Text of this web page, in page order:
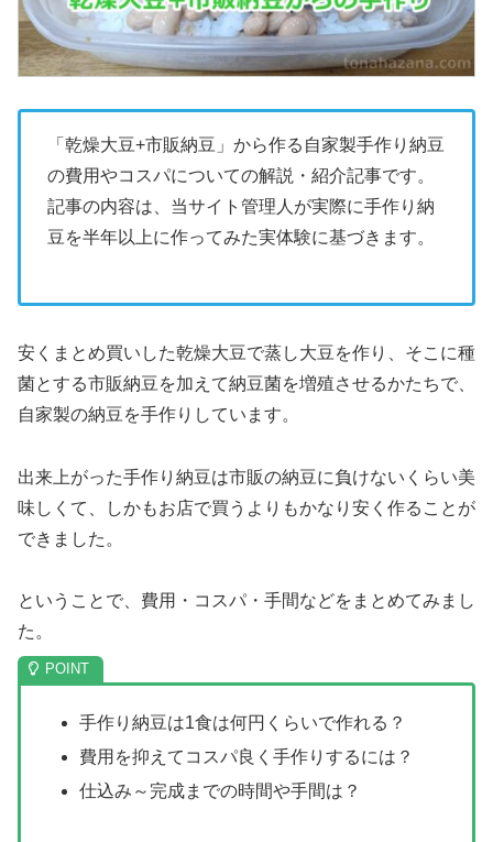
「乾燥大豆+市販納豆」から作る自家製手作り納豆
の費用やコスパについての解説・紹介記事です。
記事の内容は、当サイト管理人が実際に手作り納
豆を半年以上に作ってみた実体験に基づきます。
安くまとめ買いした乾燥大豆で蒸し大豆を作り、そこに種
菌とする市販納豆を加えて納豆菌を増殖させるかたちで、
自家製の納豆を手作りしています。
出来上がった手作り納豆は市販の納豆に負けないくらい美
味しくて、しかもお店で買うよりもかなり安く作ることが
できました。
ということで、費用・コスパ・手間などをまとめてみまし
た。
手作り納豆は1食は何円くらいで作れる？
費用を抑えてコスパ良く手作りするには？
仕込み～完成までの時間や手間は？